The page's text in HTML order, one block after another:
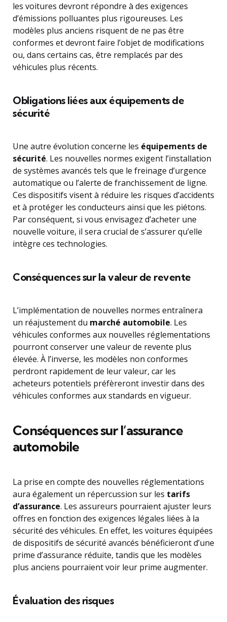
les voitures devront répondre à des exigences
d’émissions polluantes plus rigoureuses. Les
modèles plus anciens risquent de ne pas être
conformes et devront faire l’objet de modifications
ou, dans certains cas, être remplacés par des
véhicules plus récents.
Obligations liées aux équipements de
sécurité
Une autre évolution concerne les équipements de
sécurité. Les nouvelles normes exigent l’installation
de systèmes avancés tels que le freinage d’urgence
automatique ou l’alerte de franchissement de ligne.
Ces dispositifs visent à réduire les risques d’accidents
et à protéger les conducteurs ainsi que les piétons.
Par conséquent, si vous envisagez d’acheter une
nouvelle voiture, il sera crucial de s’assurer qu’elle
intègre ces technologies.
Conséquences sur la valeur de revente
L’implémentation de nouvelles normes entraînera
un réajustement du marché automobile. Les
véhicules conformes aux nouvelles réglementations
pourront conserver une valeur de revente plus
élevée. À l’inverse, les modèles non conformes
perdront rapidement de leur valeur, car les
acheteurs potentiels préfèreront investir dans des
véhicules conformes aux standards en vigueur.
Conséquences sur l’assurance
automobile
La prise en compte des nouvelles réglementations
aura également un répercussion sur les tarifs
d’assurance. Les assureurs pourraient ajuster leurs
offres en fonction des exigences légales liées à la
sécurité des véhicules. En effet, les voitures équipées
de dispositifs de sécurité avancés bénéficieront d’une
prime d’assurance réduite, tandis que les modèles
plus anciens pourraient voir leur prime augmenter.
Évaluation des risques